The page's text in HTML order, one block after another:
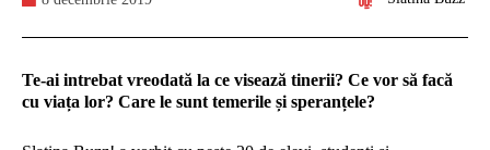
Te-ai intrebat vreodată la ce visează tinerii? Ce vor să facă
cu viața lor? Care le sunt temerile și speranțele?